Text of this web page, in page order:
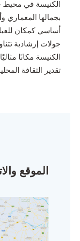
الكنيسة في محيط
بجمالها المعماري
أساسي كمكان
جولات إرشادية
الكنيسة مكانًا
تقدير الثقافة
الموقع